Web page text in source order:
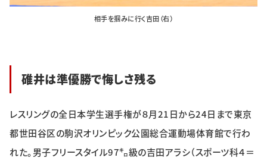
学生記者募集
相手を掴みに行く吉田（右）
碓井は準優勝で悔しさ残る
レスリングの全日本学生選手権が８月21日から24日まで東京
都世田谷区の駒沢オリンピック公園総合運動場体育館で行わ
れた。男子フリースタイル97㌔級の吉田アラシ（スポーツ科４＝